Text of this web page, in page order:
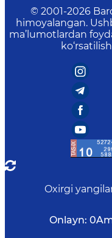
© 2001-2026
himoyalangan.
ma’lumotlardan
Oxirgi
Onlayn: 0